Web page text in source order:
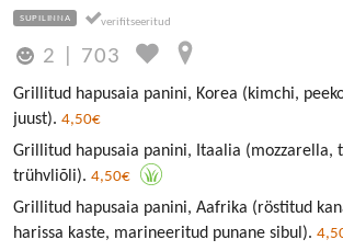
SUPILINNA
2 703
Grillitud hapusaia panini, Korea (kimchi,
juust). 4,50€
Grillitud hapusaia panini, Itaalia (mozzarella,
trühvliõli). 4,50€
Grillitud hapusaia panini, Aafrika (röstitud
harissa kaste, marineeritud punane sibul).